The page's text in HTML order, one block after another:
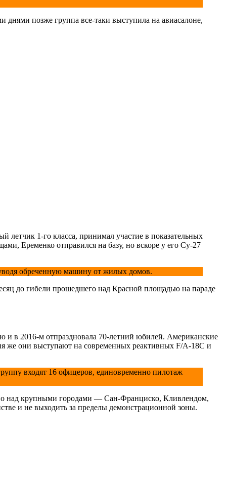
позже группа все-таки выступила на авиасалоне,
1-го класса, принимал участие в показательных
Еременко отправился на базу, но вскоре у его Су-27
обреченную машину от жилых домов.
до гибели прошедшего над Красной площадью на параде
в 2016-м отпраздновала 70-летний юбилей. Американские
же они выступают на современных реактивных F/A-18C и
входят 16 офицеров, единовременно пилотаж
над крупными городами — Сан-Франциско, Кливлендом,
и не выходить за пределы демонстрационной зоны.